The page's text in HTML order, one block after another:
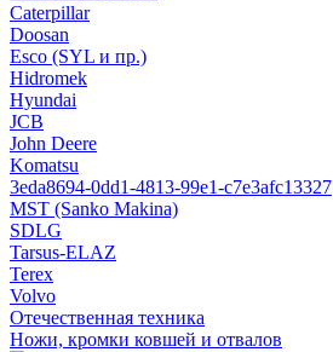
Caterpillar
Doosan
Esco (SYL и пр.)
Hidromek
Hyundai
JCB
John Deere
Komatsu
3eda8694-0dd1-4813-99e1-c7e3afc13327
MST (Sanko Makina)
SDLG
Tarsus-ELAZ
Terex
Volvo
Отечественная техника
Ножи, кромки ковшей и отвалов